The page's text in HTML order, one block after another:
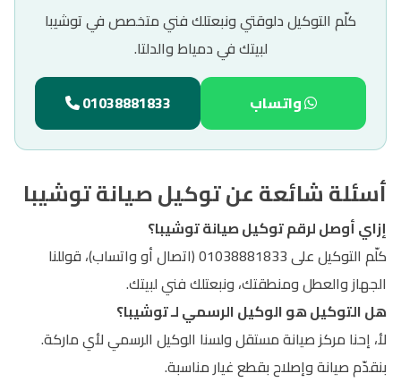
كلّم التوكيل دلوقتي ونبعتلك فني متخصص في توشيبا
لبيتك في دمياط والدلتا.
واتساب 01038881833
أسئلة شائعة عن توكيل صيانة توشيبا
إزاي أوصل لرقم توكيل صيانة توشيبا؟
كلّم التوكيل على 01038881833 (اتصال أو واتساب)، قوللنا
الجهاز والعطل ومنطقتك، ونبعتلك فني لبيتك.
هل التوكيل هو الوكيل الرسمي لـ توشيبا؟
لأ، إحنا مركز صيانة مستقل ولسنا الوكيل الرسمي لأي ماركة.
بنقدّم صيانة وإصلاح بقطع غيار مناسبة.